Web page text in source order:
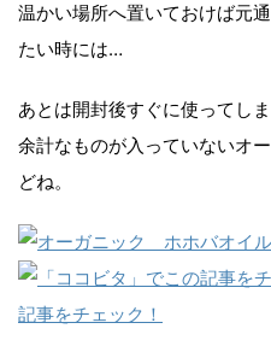
温かい場所へ置いておけば元
たい時には…
あとは開封後すぐに使ってし
余計なものが入っていないオ
どね。
記事をチェック！